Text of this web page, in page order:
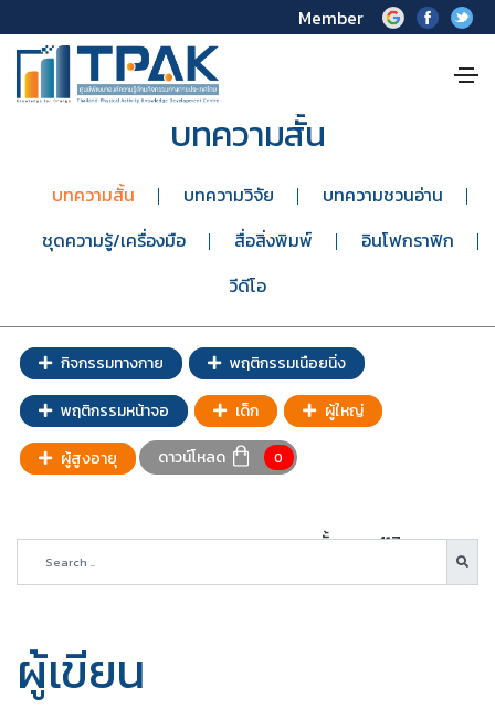
บทความสั้น
บทความสั้น บทความวิจัย
บทความชวนอ่าน
ชุดความรู้/เครื่องมือ
สื่อสิ่งพิมพ์
อินโฟกราฟิก
วีดีโอ
กิจกรรมทางกาย พฤติกรรมเนือยนิ่ง
พฤติกรรมหน้าจอ เด็ก ผู้ใหญ่
ผู้สูงอายุ ดาวน์โหลด 0
Member
ทั้งหมด 417 บทความ
ผู้เขียน